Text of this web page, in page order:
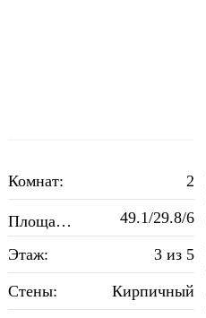
Комнат: 2
Площадь, м 49.1/29.8/6
Этаж: 3 из 5
Стены: Кирпичный